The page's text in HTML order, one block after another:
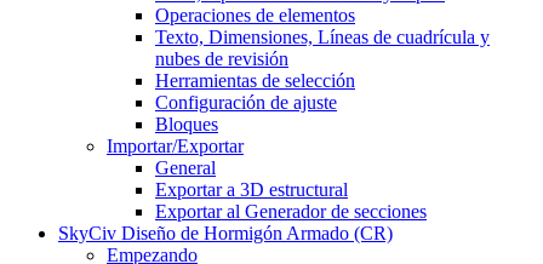
Operaciones de elementos
Texto, Dimensiones, Líneas de cuadrícula y
nubes de revisión
Herramientas de selección
Configuración de ajuste
Bloques
Importar/Exportar
General
Exportar a 3D estructural
Exportar al Generador de secciones
SkyCiv Diseño de Hormigón Armado (CR)
Empezando